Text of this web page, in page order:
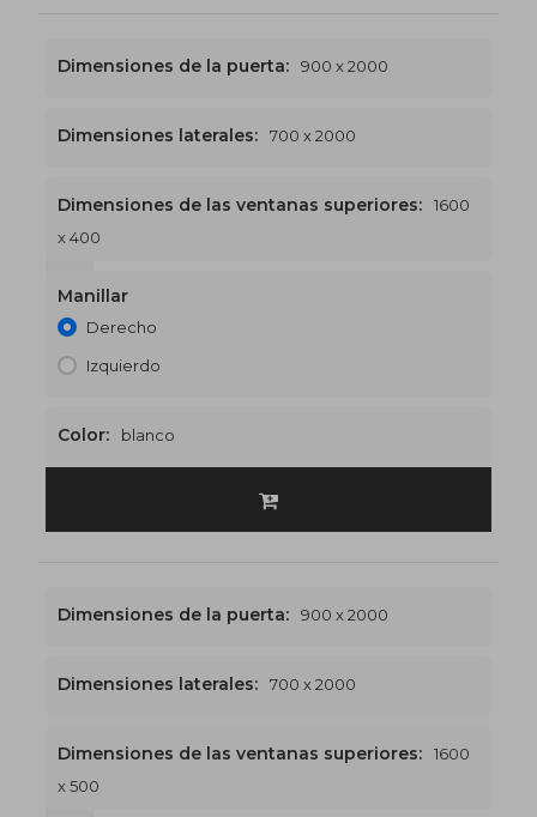
Dimensiones de la puerta: 900 x 2000
Dimensiones laterales: 700 x 2000
Dimensiones de las ventanas superiores:
1600
x 400
Manillar
Derecho
Izquierdo
Color: blanco
Dimensiones de la puerta: 900 x 2000
Dimensiones laterales: 700 x 2000
Dimensiones de las ventanas superiores:
1600
x 500